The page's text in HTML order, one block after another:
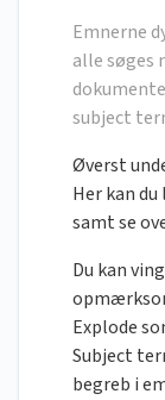
Emnerne
alle søges
subject
Øverst
Her kan
samt se
Du kan
Explode
Subject
begreb i